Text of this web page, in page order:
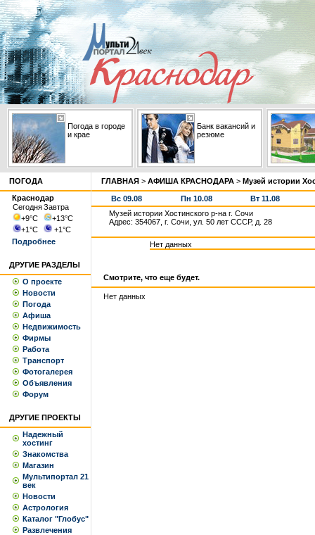
Погода в городе
и крае
Банк вакансий и
резюме
ПОГОДА
Краснодар
СегодняЗавтра
+9°С +13°С
+1°С +1°С
Подробнее
ДРУГИЕ РАЗДЕЛЫ
О проекте
Новости
Погода
Афиша
Недвижимость
Фирмы
Работа
Транспорт
Фотогалерея
Объявления
Форум
ДРУГИЕ ПРОЕКТЫ
Надежный
хостинг
Знакомства
Магазин
Мультипортал 21
век
Новости
Астрология
Каталог "Глобус"
Развлечения
ГЛАВНАЯ > АФИША КРАСНОДАРА > Музей истории
Вс 09.08 Пн 10.08
Вт 11.08
Музей истории Хостинского р-на г. Сочи
Адрес: 354067, г. Сочи, ул. 50 лет СССР, д. 28
Нет данных
Смотрите, что еще будет.
Нет данных